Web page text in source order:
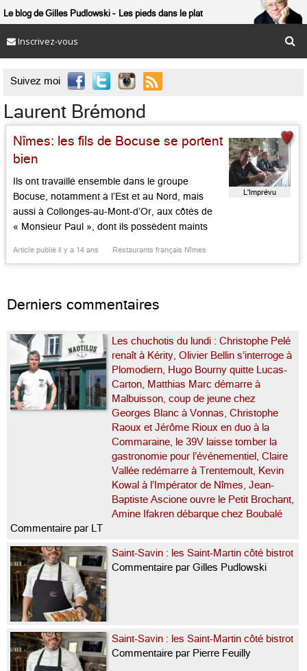
Le blog de Gilles Pudlowski Les pieds dans le plat
Inscrivez-vous
Suivez moi 
Laurent Brémond
Nîmes: les fils de Bocuse se portent
bien
Ils ont travaillé ensemble dans le groupe
Bocuse, notamment à l’Est et au Nord, mais
aussi à Collonges-au-Mont-d’Or, aux côtés de
« Monsieur Paul », dont ils possèdent maints
Laurent Brémond, le cuisinier, Vincent
s’affaire à l’accueil […]...
Article publié il y a 14 ans Restaurants français Nîmes
L'Imprévu
Derniers commentaires
Les chuchotis du lundi : Christophe Pelé
renaît à Kérity, Olivier Bellin s’interroge à
Plomodiern, Hugo Bourny quitte Lucas-
Carton, Matthias Marc démarre à
Malbuisson, coup de jeune chez
Georges Blanc à Vonnas, Christophe
Raoux et Jérôme Rioux en duo à la
Commaraine, le 39V laisse tomber la
gastronomie pour l’événementiel, Claire
Vallée redémarre à Trentemoult, Kevin
Kowal à l’Impérator de Nîmes, Jean-
Baptiste Ascione ouvre le Petit Brochant,
Amine Ifakren débarque chez Boubalé
Commentaire par LT
Saint-Savin : les Saint-Martin côté bistrot
Commentaire par Gilles Pudlowski
Saint-Savin : les Saint-Martin côté bistrot
Commentaire par Pierre Feuilly